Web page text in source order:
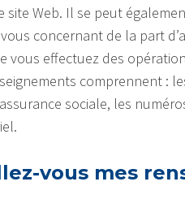
Web. Il se peut
concernant de la part
vous effectuez des
comprennent :
sociale, les
vous mes